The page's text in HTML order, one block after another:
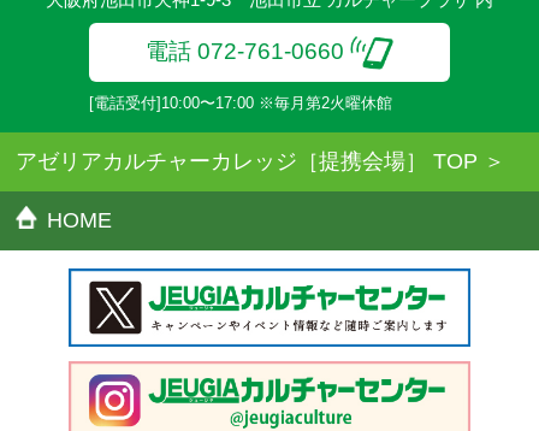
電話 072-761-0660
[電話受付]10:00〜17:00 ※毎月第2火曜休館
アゼリアカルチャーカレッジ［提携会場］ TOP
HOME